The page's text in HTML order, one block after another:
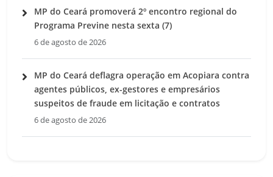
MP do Ceará promoverá 2º encontro regional do
Programa Previne nesta sexta (7)
6 de agosto de 2026
MP do Ceará deflagra operação em Acopiara contra
agentes públicos, ex-gestores e empresários
suspeitos de fraude em licitação e contratos
6 de agosto de 2026